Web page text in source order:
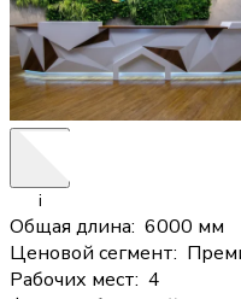
i
Общая длина: 6000 мм
Ценовой сегмент:
Рабочих мест: 4